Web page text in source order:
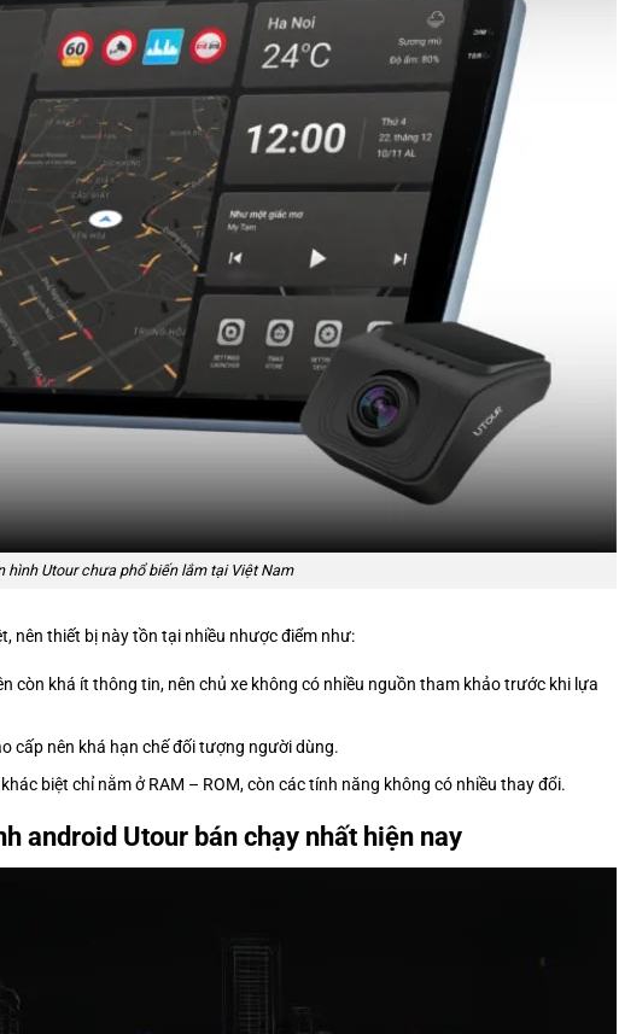
hình Utour chưa phổ biến lắm tại Việt Nam
nên thiết bị này tồn tại nhiều nhược điểm như:
còn khá ít thông tin, nên chủ xe không có nhiều nguồn tham khảo trước khi lựa
cấp nên khá hạn chế đối tượng người dùng.
biệt chỉ nằm ở RAM – ROM, còn các tính năng không có nhiều thay đổi.
android Utour bán chạy nhất hiện nay